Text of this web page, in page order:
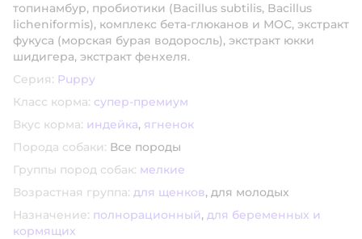
топинамбур, пробиотики (Bacillus subtilis, Bacillus
licheniformis), комплекс бета-глюканов и МОС, экстракт
фукуса (морская бурая водоросль), экстракт юкки
шидигера, экстракт фенхеля.
Серия: Puppy
Класс корма: супер-премиум
Вкус корма: индейка, ягненок
Порода собаки: Все породы
Группы пород собак: мелкие
Возрастная группа: для щенков, для молодых
Назначение: полнорационный, для беременных и
кормящих